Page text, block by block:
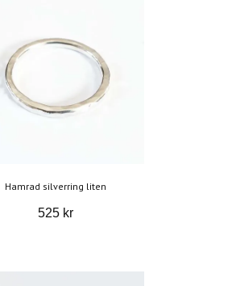
Hamrad silverring liten
525 kr